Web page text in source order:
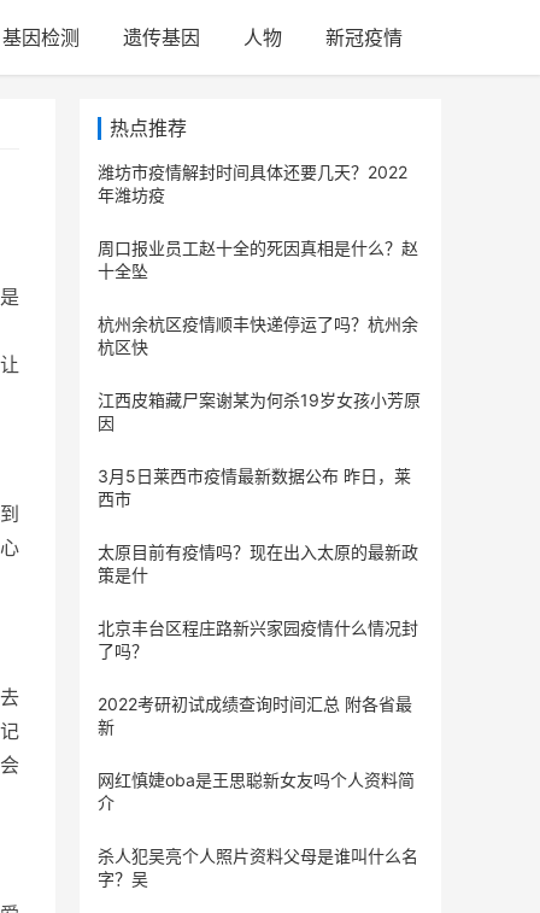
基因检测 遗传基因 人物 新冠疫情
热点推荐
潍坊市疫情解封时间具体还要几天？2022
年潍坊疫
周口报业员工赵十全的死因真相是什么？赵
十全坠
杭州余杭区疫情顺丰快递停运了吗？杭州余
杭区快
江西皮箱藏尸案谢某为何杀19岁女孩小芳原
因
3月5日莱西市疫情最新数据公布 昨日，莱
西市
太原目前有疫情吗？现在出入太原的最新政
策是什
北京丰台区程庄路新兴家园疫情什么情况封
了吗？
2022考研初试成绩查询时间汇总 附各省最
新
网红慎婕oba是王思聪新女友吗个人资料简
介
杀人犯吴亮个人照片资料父母是谁叫什么名
字？吴